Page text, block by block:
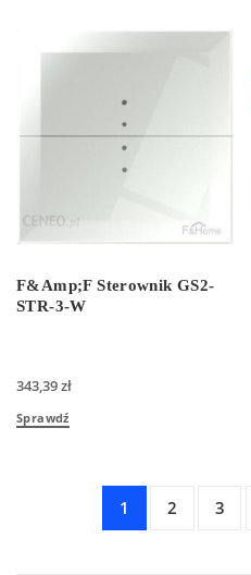
F&Amp;F Sterownik GS2-
STR-3-W
343,39zł
Sprawdź
1 2 3